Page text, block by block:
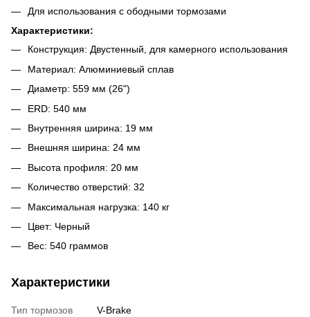
Для использования с ободными тормозами
Характеристики:
Конструкция: Двустенный, для камерного использования
Материал: Алюминиевый сплав
Диаметр: 559 мм (26")
ERD: 540 мм
Внутренняя ширина: 19 мм
Внешняя ширина: 24 мм
Высота профиля: 20 мм
Количество отверстий: 32
Максимальная нагрузка: 140 кг
Цвет: Черный
Вес: 540 граммов
Характеристики
Тип тормозов V-Brake